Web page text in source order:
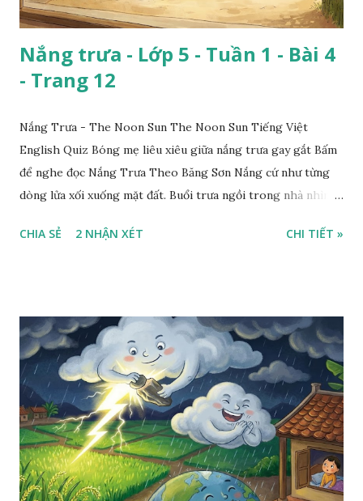
Nắng trưa - Lớp 5 - Tuần 1 - Bài 4
- Trang 12
Nắng Trưa - The Noon Sun The Noon Sun Tiếng Việt
English Quiz Bóng mẹ liêu xiêu giữa nắng trưa gay gắt Bấm
để nghe đọc Nắng Trưa Theo Băng Sơn Nắng cứ như từng
dòng lửa xối xuống mặt đất. Buổi trưa ngồi trong nhà nhìn
CHIA SẺ 2 NHẬN XÉT CHI TIẾT »